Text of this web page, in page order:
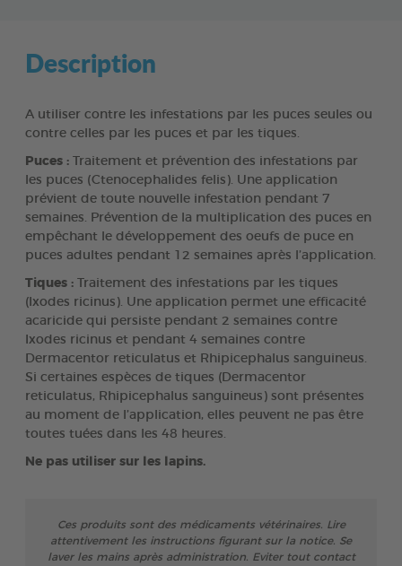
Description
A utiliser contre les infestations par les puces seules ou
contre celles par les puces et par les tiques.
Puces : Traitement et prévention des infestations par
les puces (Ctenocephalides felis). Une application
prévient de toute nouvelle infestation pendant 7
semaines. Prévention de la multiplication des puces en
empêchant le développement des oeufs de puce en
puces adultes pendant 12 semaines après l’application.
Tiques : Traitement des infestations par les tiques
(Ixodes ricinus). Une application permet une efficacité
acaricide qui persiste pendant 2 semaines contre
Ixodes ricinus et pendant 4 semaines contre
Dermacentor reticulatus et Rhipicephalus sanguineus.
Si certaines espèces de tiques (Dermacentor
reticulatus, Rhipicephalus sanguineus) sont présentes
au moment de l’application, elles peuvent ne pas être
toutes tuées dans les 48 heures.
Ne pas utiliser sur les lapins.
Ces produits sont des médicaments vétérinaires. Lire
attentivement les instructions figurant sur la notice. Se
laver les mains après administration. Eviter tout contact